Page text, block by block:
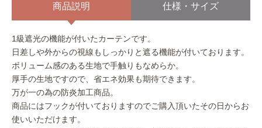
商品説明 仕様・サイズ
1級遮光の機能が付いたカーテンです。
日差しや外からの視線もしっかりと遮る機能が付いております。
ボリューム感のある生地で手触りもなめらか。
厚手の生地ですので、省エネ効果も期待できます。
万が一の為の防炎加工商品。
商品にはフックが付いておりますのでご購入頂いたその日からお
使いいただけます。